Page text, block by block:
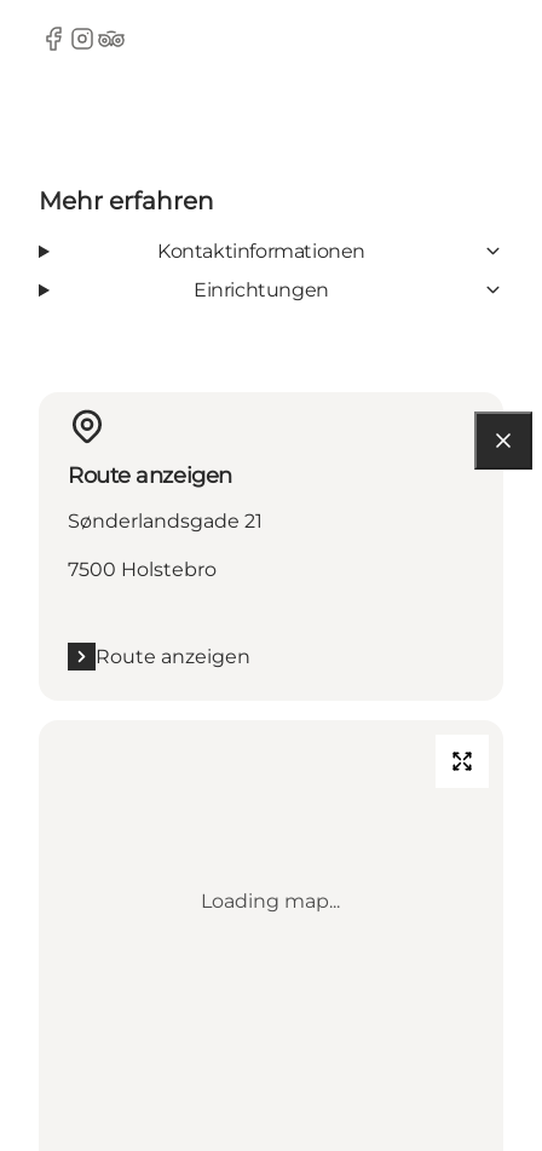
Facebook
Instagram
TripAdvisor
Mehr erfahren
Kontaktinformationen
Einrichtungen
Route anzeigen
Sønderlandsgade 21
7500 Holstebro
Route anzeigen
Loading map...